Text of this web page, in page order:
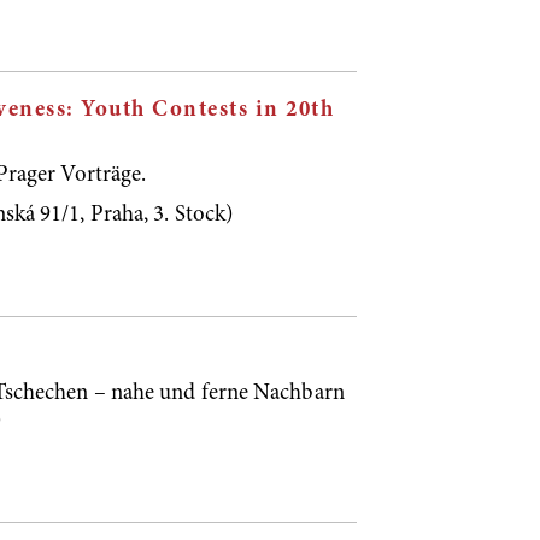
Youth Contests in 20th
Vorträge.
91/1, Praha, 3. Stock)
– nahe und ferne Nachbarn